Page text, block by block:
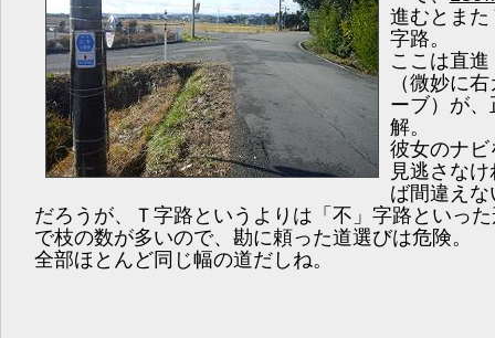
進むとまた
字路。
ここは直進
（微妙に右
ーブ）が、
解。
彼女のナビ
見逃さなけ
ば間違えな
だろうが、Ｔ字路というよりは「不」字路といっ
で枝の数が多いので、勘に頼った道選びは危険。
全部ほとんど同じ幅の道だしね。